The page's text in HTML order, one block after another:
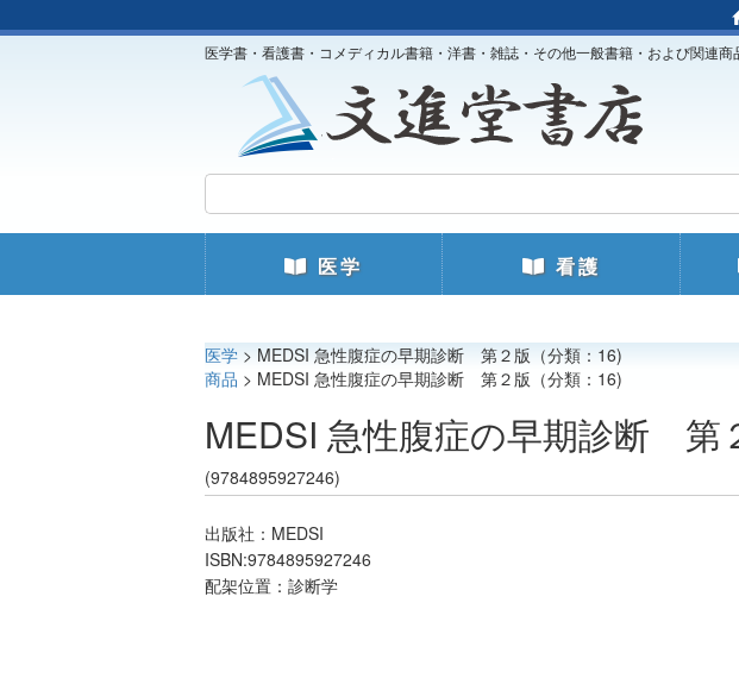
医学書・看護書・コメディカル書籍・洋書・雑誌・その他一般書籍・および関連商
医学 看護
医学 > MEDSI 急性腹症の早期診断 第２版（分類：16)
商品 > MEDSI 急性腹症の早期診断 第２版（分類：16)
MEDSI 急性腹症の早期診断 第
(9784895927246)
出版社：MEDSI
ISBN:9784895927246
配架位置：診断学